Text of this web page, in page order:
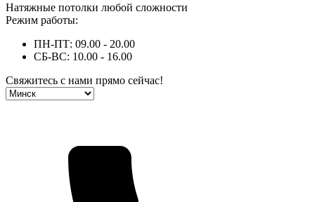
Натяжные потолки любой сложности
Режим работы:
ПН-ПТ: 09.00 - 20.00
СБ-ВС: 10.00 - 16.00
Свяжитесь с нами прямо сейчас!